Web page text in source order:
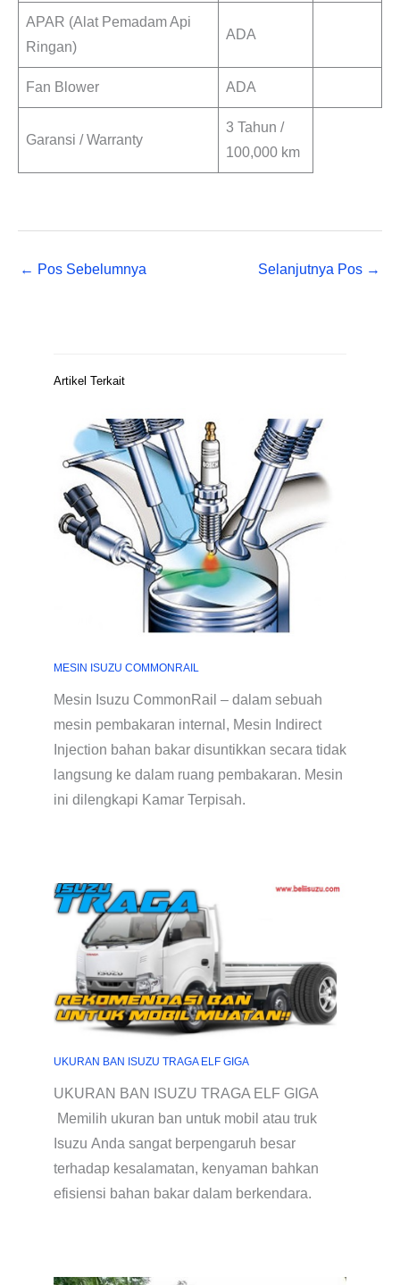
APAR (Alat Pemadam Api
Ringan)
ADA
Fan Blower ADA
Garansi / Warranty
3 Tahun /
100,000 km
← Pos Sebelumnya Selanjutnya Pos →
Artikel Terkait
MESIN ISUZU COMMONRAIL
Mesin Isuzu CommonRail – dalam sebuah
mesin pembakaran internal, Mesin Indirect
Injection bahan bakar disuntikkan secara tidak
langsung ke dalam ruang pembakaran. Mesin
ini dilengkapi Kamar Terpisah.
UKURAN BAN ISUZU TRAGA ELF GIGA
UKURAN BAN ISUZU TRAGA ELF GIGA
Memilih ukuran ban untuk mobil atau truk
Isuzu Anda sangat berpengaruh besar
terhadap kesalamatan, kenyaman bahkan
efisiensi bahan bakar dalam berkendara.